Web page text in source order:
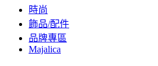
時尚
飾品/配件
品牌專區
Majalica